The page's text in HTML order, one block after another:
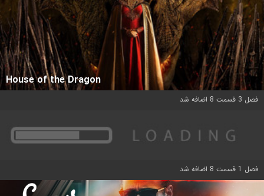
House of the Dragon
فصل 3 قسمت 8 اضافه شد
فصل 1 قسمت 8 اضافه شد